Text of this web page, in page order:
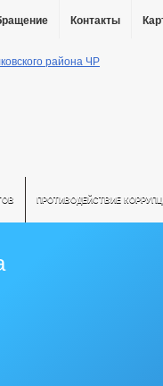
Контакты
ПРОТИВОДЕЙСТВИЕ